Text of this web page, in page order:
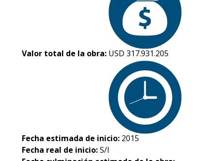
Valor total de la obra: USD 317.931.205
Fecha estimada de inicio: 2015
Fecha real de inicio:S/I